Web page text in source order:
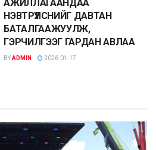
АЖИЛЛАГААНДАА
НЭВТРҮҮЛСНИЙГ ДАВТАН
БАТАЛГААЖУУЛЖ,
ГЭРЧИЛГЭЭГ ГАРДАН АВЛАА
BYADMIN 2026-01-17